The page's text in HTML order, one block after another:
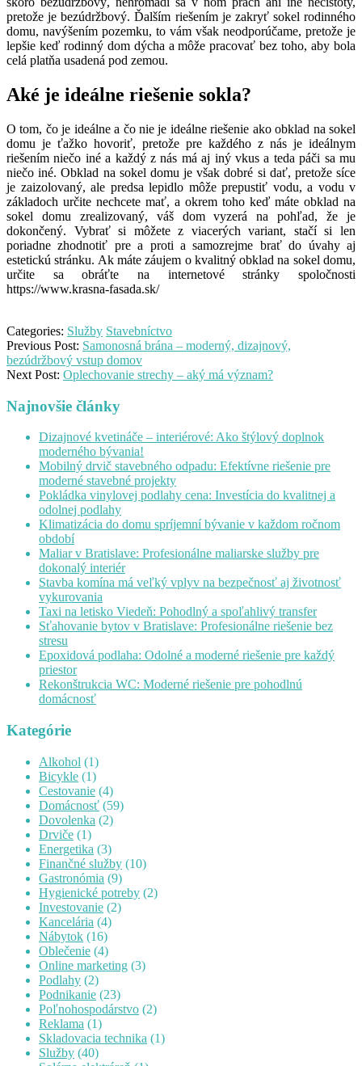
pretože je bezúdržbový. Ďalším riešením je zakryť sokel rodinného
domu, navýšením pozemku, to vám však neodporúčame, pretože je
lepšie keď rodinný dom dýcha a môže pracovať bez toho, aby bola
celá platňa usadená pod zemou.
Aké je ideálne riešenie sokla?
O tom, čo je ideálne a čo nie je ideálne riešenie ako obklad na sokel
domu je ťažko hovoriť, pretože pre každého z nás je ideálnym
riešením niečo iné a každý z nás má aj iný vkus a teda páči sa mu
niečo iné. Obklad na sokel domu je však dobré si dať, pretože síce
je zaizolovaný, ale predsa lepidlo môže prepustiť vodu, a vodu v
základoch určite nechcete mať, a okrem toho keď máte obklad na
sokel domu zrealizovaný, váš dom vyzerá na pohľad, že je
dokončený. Vybrať si môžete z viacerých variant, stačí si len
poriadne zhodnotiť pre a proti a samozrejme brať do úvahy aj
estetickú stránku. Ak máte záujem o kvalitný obklad na sokel domu,
určite sa obráťte na internetové stránky spoločnosti
https://www.krasna-fasada.sk/
Categories: Služby Stavebníctvo
Previous Post: Samonosná brána – moderný, dizajnový,
bezúdržbový vstup domov
Next Post: Oplechovanie strechy – aký má význam?
Najnovšie články
Dizajnové kvetináče – interiérové: Ako štýlový doplnok
moderného bývania!
Mobilný drvič stavebného odpadu: Efektívne riešenie pre
moderné stavebné projekty
Pokládka vinylovej podlahy cena: Investícia do kvalitnej a
odolnej podlahy
Klimatizácia do domu spríjemní bývanie v každom ročnom
období
Maliar v Bratislave: Profesionálne maliarske služby pre
dokonalý interiér
Stavba komína má veľký vplyv na bezpečnosť aj životnosť
vykurovania
Taxi na letisko Viedeň: Pohodlný a spoľahlivý transfer
Sťahovanie bytov v Bratislave: Profesionálne riešenie bez
stresu
Epoxidová podlaha: Odolné a moderné riešenie pre každý
priestor
Rekonštrukcia WC: Moderné riešenie pre pohodlnú
domácnosť
Kategórie
Alkohol (1)
Bicykle (1)
Cestovanie (4)
Domácnosť (59)
Dovolenka (2)
Drviče (1)
Energetika (3)
Finančné služby (10)
Gastronómia (9)
Hygienické potreby (2)
Investovanie (2)
Kancelária (4)
Nábytok (16)
Oblečenie (4)
Online marketing (3)
Podlahy (2)
Podnikanie (23)
Poľnohospodárstvo (2)
Reklama (1)
Skladovacia technika (1)
Služby (40)